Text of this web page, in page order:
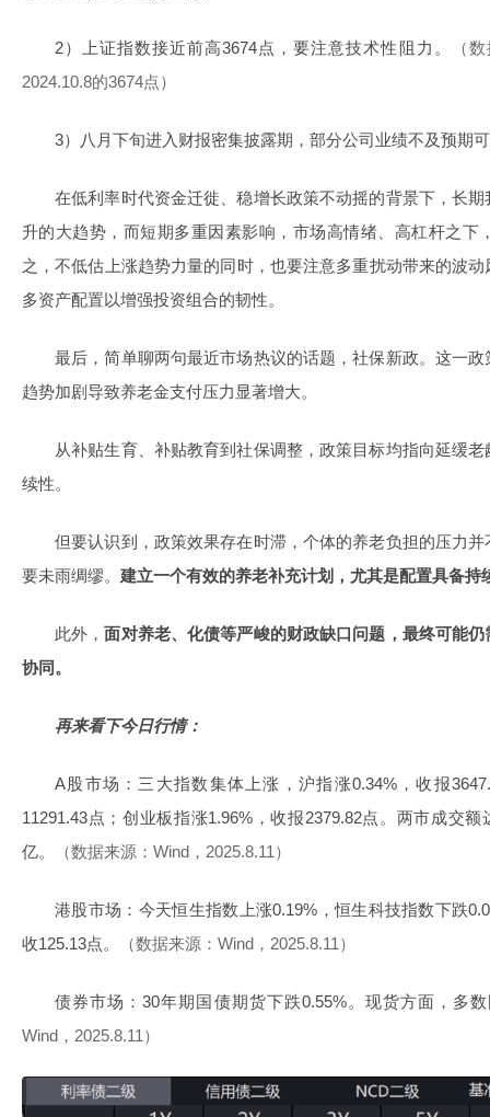
2）上证指数接近前高3674点，要注意技术性阻力。
（
2024.10.8的3674点）
3）八月下旬进入财报密集披露期，部分公司业绩不及预期
在低利率时代资金迁徙、稳增长政策不动摇的背景下，长
升的大趋势，而短期多重因素影响，市场高情绪、高杠杆之下
之，不低估上涨趋势力量的同时，也要注意多重扰动带来的波
多资产配置以增强投资组合的韧性。
最后，简单聊两句最近市场热议的话题，社保新政。这一
趋势加剧导致养老金支付压力显著增大。
从补贴生育、补贴教育到社保调整，政策目标均指向延缓
续性。
但要认识到，政策效果存在时滞，个体的养老负担的压力
要未雨绸缪。 建立一个有效的养老补充计划，尤其是配置具备
此外，面对养老、化债等严峻的财政缺口问题，最终可能
协同。
再来看下今日行情：
A股市场：三大指数集体上涨，沪指涨0.34%，收报
11291.43点；创业板指涨1.96%，收报2379.82点。两市成交
亿。
（数据来源：Wind，2025.8.11）
港股市场：今天恒生指数上涨0.19%，恒生科技指数下跌
收125.13点。
（数据来源：Wind，2025.8.11）
债券市场：30年期国债期货下跌0.55%。现货方面，多
Wind，2025.8.11）